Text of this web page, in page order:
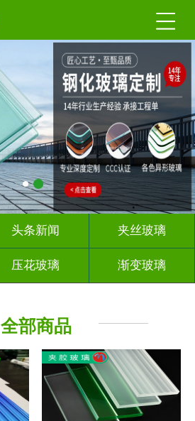
头条新闻 夹丝玻璃
压花玻璃 渐变玻璃
全部商品